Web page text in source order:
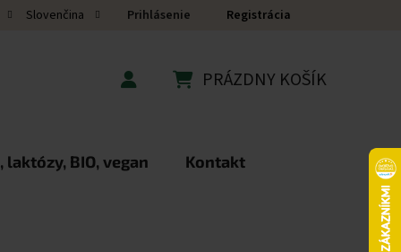
Slovenčina Prihlásenie Registrácia
PRÁZDNY KOŠÍK
laktózy, BIO, vegan Kontakt